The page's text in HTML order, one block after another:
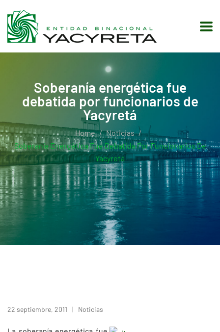
Soberanía energética fue
debatida por funcionarios de
Yacyretá
Home
Noticias
Soberanía Energética Fue Debatida Por Funcionarios De
Yacyretá
22 septiembre, 2011 Noticias